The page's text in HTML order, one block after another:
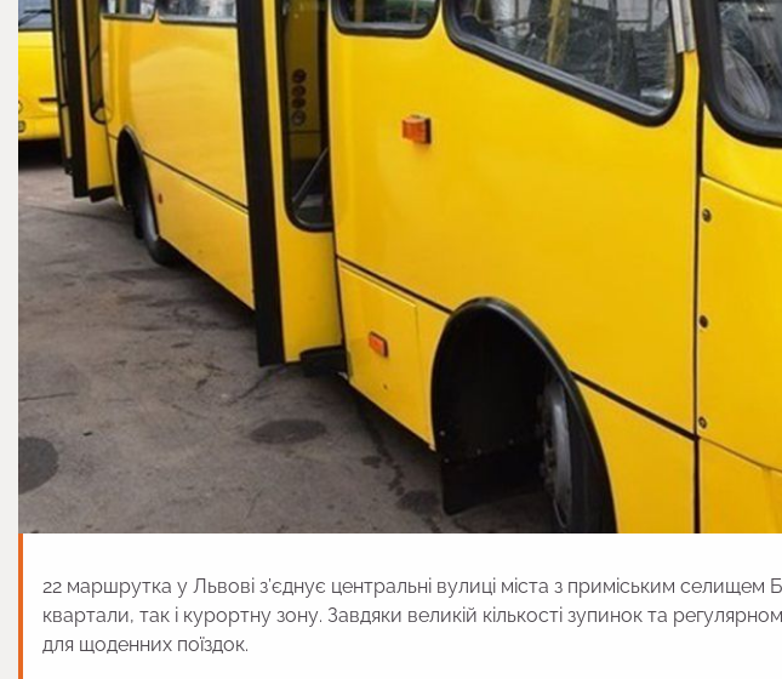
22 маршрутка у Львові з’єднує центральні вулиці міста з приміським
квартали, так і курортну зону. Завдяки великій кількості зупинок та
для щоденних поїздок.